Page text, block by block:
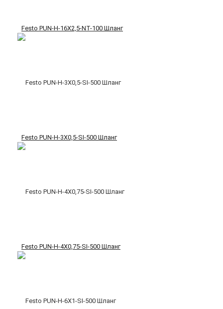
Festo PUN-H-16X2,5-NT-100 Шланг
Festo PUN-H-3X0,5-SI-500 Шланг
Festo PUN-H-4X0,75-SI-500 Шланг